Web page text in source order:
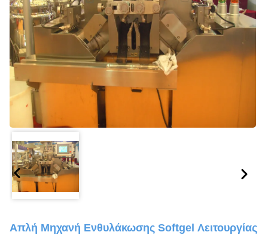
Απλή Μηχανή Ενθυλάκωσης Softgel Λειτουργίας